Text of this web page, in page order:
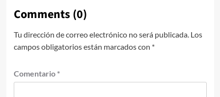
Comments (0)
Tu dirección de correo electrónico no será publicada. Los
campos obligatorios están marcados con *
Comentario *